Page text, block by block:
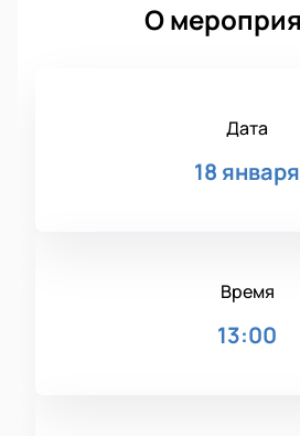
О
Дата
18 января
Время
13:00